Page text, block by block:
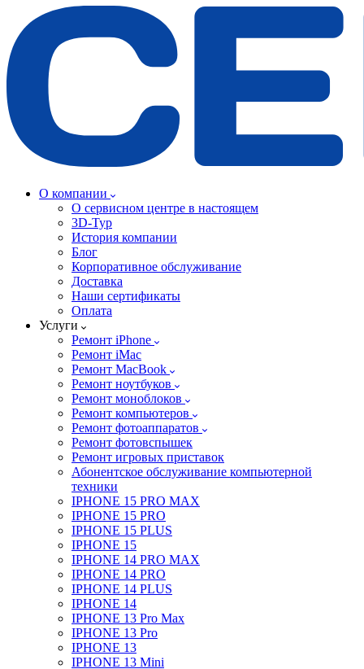
О компании
О сервисном центре в настоящем
3D-Тур
История компании
Блог
Корпоративное обслуживание
Доставка
Наши сертификаты
Оплата
Услуги
Ремонт iPhone
Ремонт iMac
Ремонт MacBook
Ремонт ноутбуков
Ремонт моноблоков
Ремонт компьютеров
Ремонт фотоаппаратов
Ремонт фотовспышек
Ремонт игровых приставок
Абонентское обслуживание компьютерной
техники
IPHONE 15 PRO MAX
IPHONE 15 PRO
IPHONE 15 PLUS
IPHONE 15
IPHONE 14 PRO MAX
IPHONE 14 PRO
IPHONE 14 PLUS
IPHONE 14
IPHONE 13 Pro Max
IPHONE 13 Pro
IPHONE 13
IPHONE 13 Mini